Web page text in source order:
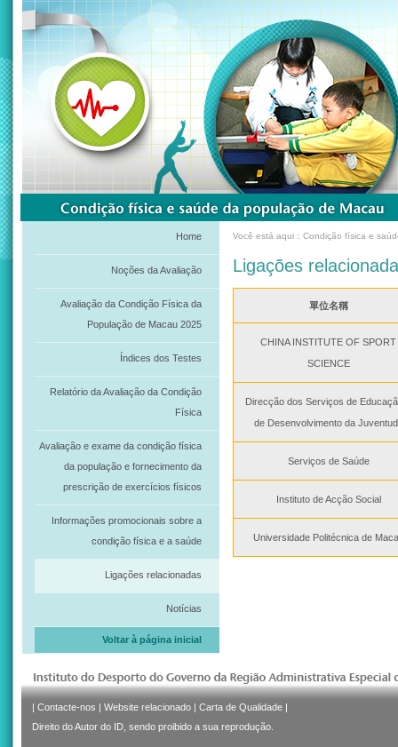
Home
Noções da Avaliação
Avaliação da Condição Física da
População de Macau 2025
Índices dos Testes
Relatório da Avaliação da Condição
Física
Avaliação e exame da condição física
da população e fornecimento da
prescrição de exercícios físicos
Informações promocionais sobre a
condição física e a saúde
Ligações relacionadas
Notícias
Voltar à página inicial
Você está aqui：Condição física e
Ligações
單位名稱
CHINA INSTITUTE OF SPORT
SCIENCE
Direcção dos Serviços de
de Desenvolvimento da
Serviços de Saúde
Instituto de Acção Social
Universidade Politécnica de
| Contacte-nos | Website relacionado | Carta de Qualidade |
Direito do Autor do ID, sendo proibido a sua reprodução.